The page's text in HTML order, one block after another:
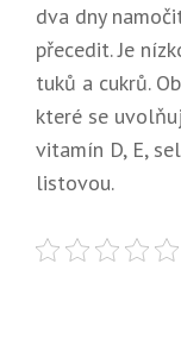
dva dny
přecedit. Je
tuků a cukrů.
které se
vitamín D, E,
listovou.